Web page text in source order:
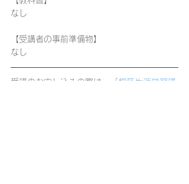
なし
【受講者の事前準備物】
なし
受講のお申し込みの際は、「 桐蔭生涯学習講